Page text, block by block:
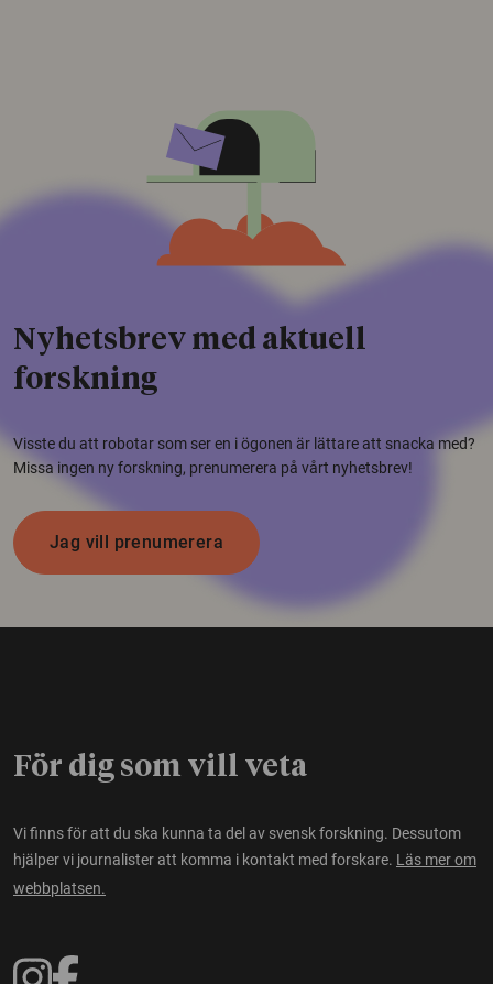
Nyhetsbrev med aktuell
forskning
Visste du att robotar som ser en i ögonen är lättare att snacka med?
Missa ingen ny forskning, prenumerera på vårt nyhetsbrev!
Jag vill prenumerera
För dig som vill veta
Vi finns för att du ska kunna ta del av svensk forskning. Dessutom
hjälper vi journalister att komma i kontakt med forskare. Läs mer om
webbplatsen.